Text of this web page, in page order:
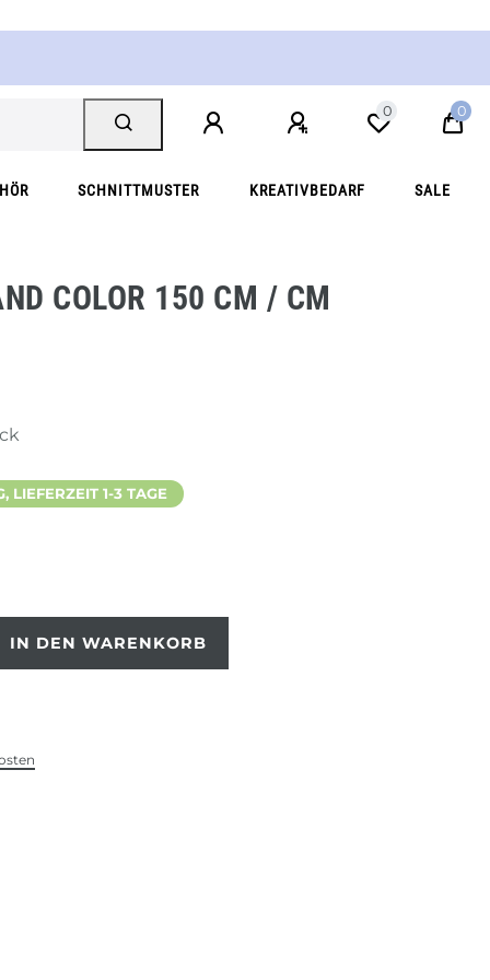
0 0
SCHNITTMUSTER KREATIVBEDARF SALE
COLOR 150 CM / CM
LIEFERZEIT 1-3 TAGE
IN DEN WARENKORB